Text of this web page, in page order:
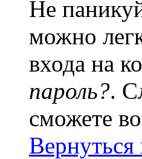
Не
можно
входа на
пароль?.
сможете
Вернуться